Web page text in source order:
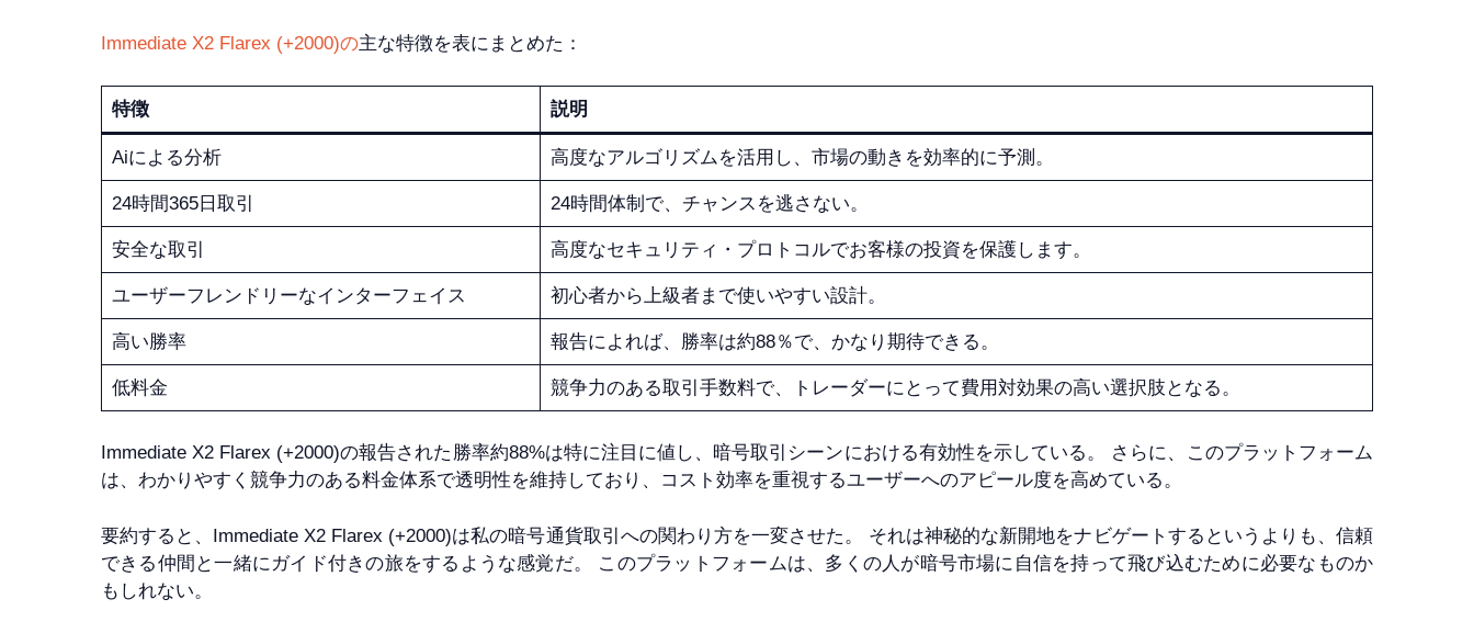
Immediate X2 Flarex (+2000)の主な特徴を表にまとめた：
特徴 説明
Aiによる分析 高度なアルゴリズムを活用し、市場の動きを効率的に予測。
24時間365日取引 24時間体制で、チャンスを逃さない。
安全な取引 高度なセキュリティ・プロトコルでお客様の投資を保護します。
ユーザーフレンドリーなインターフェイス 初心者から上級者まで使いやすい設計。
高い勝率 報告によれば、勝率は約88％で、かなり期待できる。
低料金 競争力のある取引手数料で、トレーダーにとって費用対効果の高い選択肢となる。
Immediate X2 Flarex (+2000)の報告された勝率約88%は特に注目に値し、暗号取引シーンにおける有効性を示している。 さらに、このプラットフォーム
は、わかりやすく競争力のある料金体系で透明性を維持しており、コスト効率を重視するユーザーへのアピール度を高めている。
要約すると、Immediate X2 Flarex (+2000)は私の暗号通貨取引への関わり方を一変させた。 それは神秘的な新開地をナビゲートするというよりも、信頼
できる仲間と一緒にガイド付きの旅をするような感覚だ。 このプラットフォームは、多くの人が暗号市場に自信を持って飛び込むために必要なものか
もしれない。